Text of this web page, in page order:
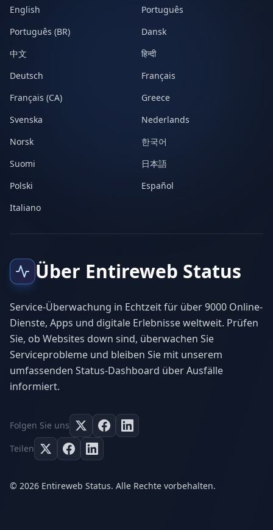
English
Português
Português (BR)
Dansk
中文
हिन्दी
Deutsch
Français
Français (CA)
Greece
Svenska
Nederlands
Norsk
한국어
Suomi
日本語
Polski
Español
Italiano
Über Entireweb Status
Service-Überwachung in Echtzeit für über 9000 Online-
Dienste, Apps und digitale Erlebnisse weltweit. Prüfen
Sie, ob Websites down sind, überwachen Sie
Serviceprobleme und bleiben Sie mit unserem
umfassenden Status-Dashboard über Ausfälle
informiert.
Folgen Sie uns
Teilen
© 2026 Entireweb Status. Alle Rechte vorbehalten.